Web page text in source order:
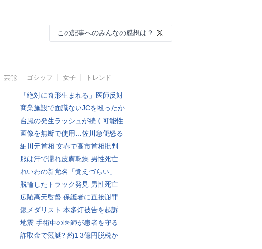
この記事へのみんなの感想は？
芸能 ゴシップ 女子 トレンド
「絶対に奇形生まれる」医師反対
商業施設で面識ないJCを殴ったか
台風の発生ラッシュが続く可能性
画像を無断で使用…佐川急便怒る
細川元首相 文春で高市首相批判
服は汗で濡れ皮膚乾燥 男性死亡
れいわの新党名「覚えづらい」
脱輪したトラック発見 男性死亡
広陵高元監督 保護者に直接謝罪
銀メダリスト 本多灯被告を起訴
地震 手術中の医師が患者を守る
詐取金で競艇? 約1.3億円脱税か